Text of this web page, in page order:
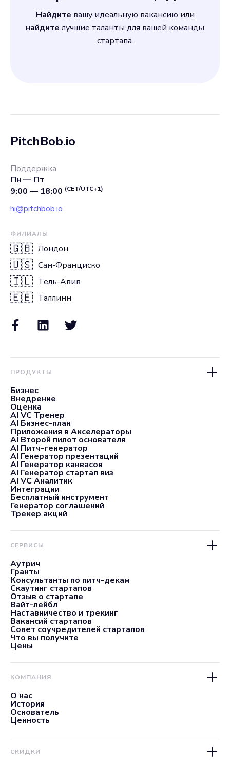
Найдите вашу идеальную вакансию или
найдите лучшие таланты для вашей команды
стартапа.
PitchBob.io
Поддержка
Пн — Пт
9:00 — 18:00 (CET/UTC+1)
hi@pitchbob.io
ФИЛИАЛЫ
🇬🇧 Лондон
🇺🇸 Сан-Франциско
🇮🇱 Тель-Авив
🇪🇪 Таллинн
ПРОДУКТЫ
Бизнес
Внедрение
Оценка
AI VC Тренер
AI Бизнес-план
Приложения в Акселераторы
AI Второй пилот основателя
AI Питч-генератор
AI Генератор презентаций
AI Генератор канвасов
AI Генератор стартап виз
AI VC Аналитик
Интеграции
Бесплатный инструмент
Генератор соглашений
Трекер акций
СЕРВИСЫ
Аутрич
Гранты
Консультанты по питч-декам
Скаутинг стартапов
Отзыв о стартапе
Вайт-лейбл
Наставничество и трекинг
Вакансий стартапов
Совет соучредителей стартапов
Что вы получите
Цены
КОМПАНИЯ
О нас
История
Основатель
Ценность
СКИДКИ